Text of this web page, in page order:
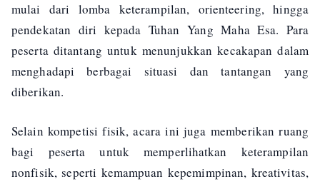
mulai dari lomba keterampilan, orienteering, hingga
pendekatan diri kepada Tuhan Yang Maha Esa. Para
peserta ditantang untuk menunjukkan kecakapan dalam
menghadapi berbagai situasi dan tantangan yang
diberikan.
Selain kompetisi fisik, acara ini juga memberikan ruang
bagi peserta untuk memperlihatkan keterampilan
nonfisik, seperti kemampuan kepemimpinan, kreativitas,